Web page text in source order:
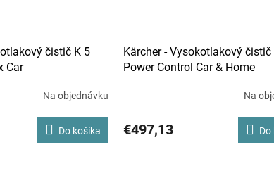
čistič K 5
Car
Na objednávku
Do košíka
Kärcher - Vysokotlakový čistič
Power Control Car & Home
Na
€497,13 Do